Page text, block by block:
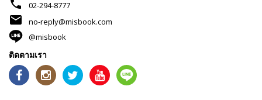
phone 02-294-8777
mail
no-reply@misbook.com
@misbook
ติดตามเรา